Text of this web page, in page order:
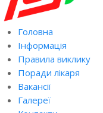
Головна
Інформація
Правила виклику
Поради лікаря
Вакансії
Галереї